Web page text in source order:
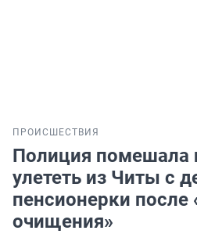
ПРОИСШЕСТВИЯ
Полиция помешала
улететь из Читы с
пенсионерки после
очищения»